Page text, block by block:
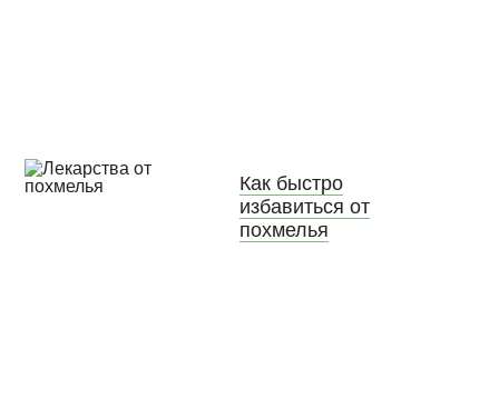
Как быстро
избавиться от
похмелья